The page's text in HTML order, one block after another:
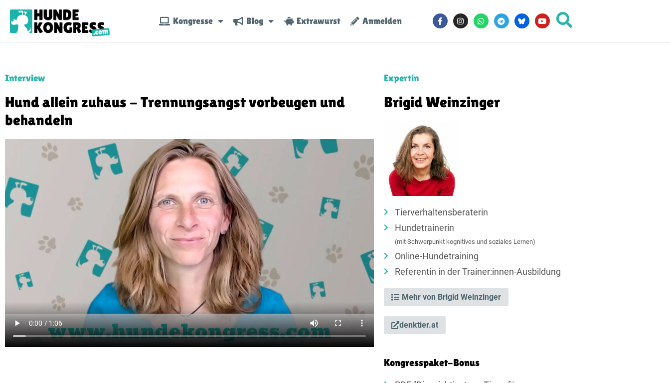
Kongresse Blog Extrawurst Anmelden
Interview
Hund allein zuhaus - Trennungsangst vorbeugen und
behandeln
Expertin
Brigid Weinzinger
Tierverhaltensberaterin
Hundetrainerin
(mit Schwerpunkt kognitives und soziales Lernen)
Online-Hundetraining
Referentin in der Trainer:innen-Ausbildung
Mehr von Brigid Weinzinger
denktier.at
Kongresspaket-Bonus